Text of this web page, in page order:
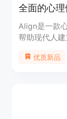
全面的心
Align是一款
帮助现代人
活方式选择
优质新品